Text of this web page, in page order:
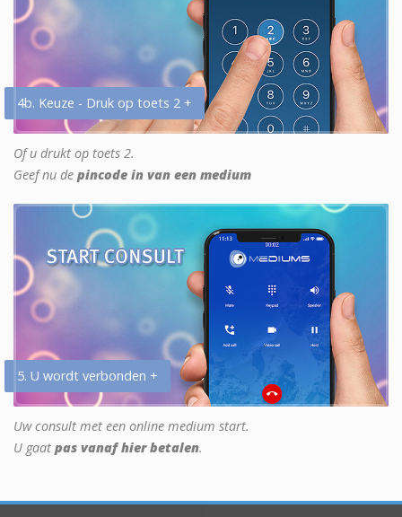
4b. Keuze - Druk op toets 2 +
Of u drukt op toets 2.
Geef nu de pincode in van een medium
5. U wordt verbonden +
Uw consult met een online medium start.
U gaat pas vanaf hier betalen.